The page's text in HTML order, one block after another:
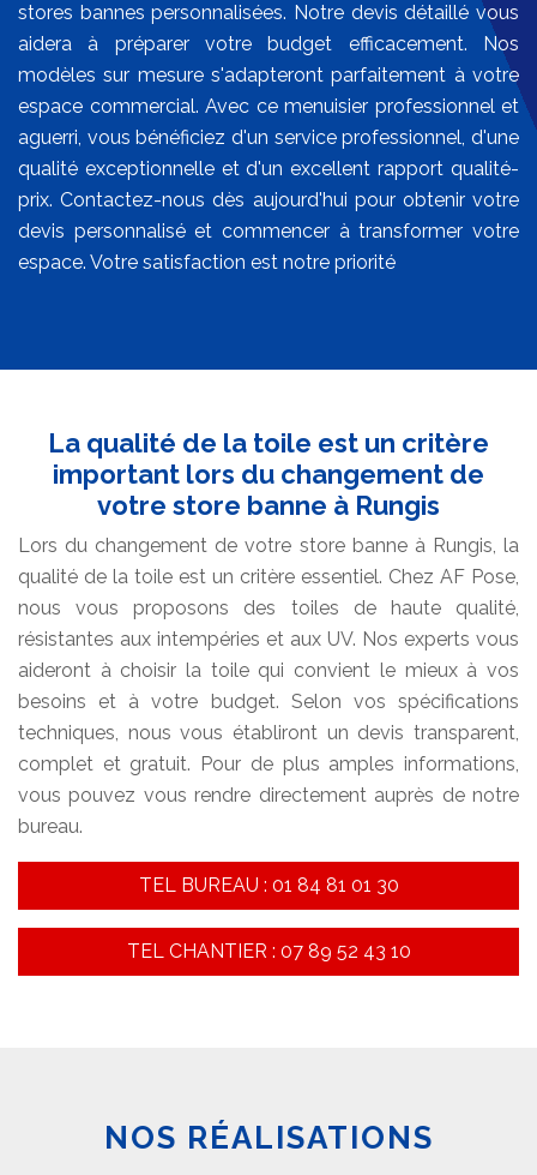
stores bannes personnalisées. Notre devis détaillé vous
aidera à préparer votre budget efficacement. Nos
modèles sur mesure s'adapteront parfaitement à votre
espace commercial. Avec ce menuisier professionnel et
aguerri, vous bénéficiez d'un service professionnel, d'une
qualité exceptionnelle et d'un excellent rapport qualité-
prix. Contactez-nous dès aujourd'hui pour obtenir votre
devis personnalisé et commencer à transformer votre
espace. Votre satisfaction est notre priorité
La qualité de la toile est un critère
important lors du changement de
votre store banne à Rungis
Lors du changement de votre store banne à Rungis, la
qualité de la toile est un critère essentiel. Chez AF Pose,
nous vous proposons des toiles de haute qualité,
résistantes aux intempéries et aux UV. Nos experts vous
aideront à choisir la toile qui convient le mieux à vos
besoins et à votre budget. Selon vos spécifications
techniques, nous vous établiront un devis transparent,
complet et gratuit. Pour de plus amples informations,
vous pouvez vous rendre directement auprès de notre
bureau.
TEL BUREAU : 01 84 81 01 30
TEL CHANTIER : 07 89 52 43 10
NOS RÉALISATIONS